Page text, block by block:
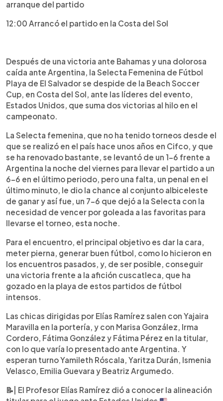
arranque del partido
12:00 Arrancó el partido en la Costa del Sol
Después de una victoria ante Bahamas y una dolorosa
caída ante Argentina, la Selecta Femenina de Fútbol
Playa de El Salvador se despide de la Beach Soccer
Cup, en Costa del Sol, ante las líderes del evento,
Estados Unidos, que suma dos victorias al hilo en el
campeonato.
La Selecta femenina, que no ha tenido torneos desde el
que se realizó en el país hace unos años en Cifco, y que
se ha renovado bastante, se levantó de un 1-6 frente a
Argentina la noche del viernes para llevar el partido a un
6-6 en el último periodo, pero una falta, un penal en el
último minuto, le dio la chance al conjunto albiceleste
de ganar y así fue, un 7-6 que dejó a la Selecta con la
necesidad de vencer por goleada a las favoritas para
llevarse el torneo, esta noche.
Para el encuentro, el principal objetivo es dar la cara,
meter pierna, generar buen fútbol, como lo hicieron en
los encuentros pasados, y, de ser posible, conseguir
una victoria frente a la afición cuscatleca, que ha
gozado en la playa de estos partidos de fútbol
intensos.
Las chicas dirigidas por Elías Ramírez salen con Yajaira
Maravilla en la portería, y con Marisa González, Irma
Cordero, Fátima González y Fátima Pérez en la titular,
con lo que varía lo presentado ante Argentina. Y
esperan turno Yamileth Róscala, Yaritza Durán, Ismenia
Velasco, Emilia Guevara y Beatriz Argumedo.
📝 | El Profesor Elías Ramírez dió a conocer la alineación